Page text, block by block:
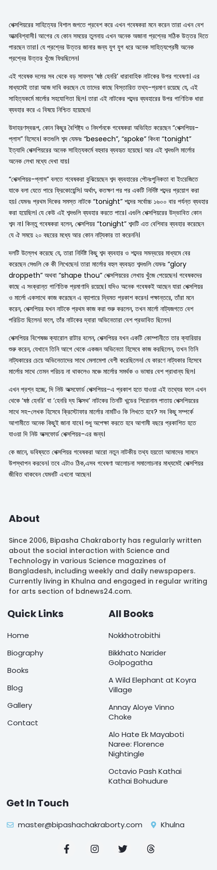
শেক্সপিয়রের সাহিত্যের বিশাল জগতে প্রবেশ করে এখন গবেষকরা মনে করেন তারা এখন বেশ
আত্মবিশ্বাসী। আগের যে কোন সময়ের তুলনায় এখন অনেক অজানা প্রশ্নের সঠিক উত্তর দিতে
পারছেন তারা। যে প্রশ্নের উত্তর জানার জন্য যুগ যুগ ধরে অনেক সাহিত্যপ্রেমী অনেক
প্রশ্নের উত্তর খুঁজে ফিরছিলেন।
এই গবেষক দলের সব থেকে বড় সাফল্য ‘ষষ্ঠ হেনরি’ ধারাবাহিক নাটকের উপর গবেষণা। এর
মাধ্যমেই তারা আজ দাবি করছেন যে তাদের কাছে বিস্তারিত তথ্য-প্রমাণ রয়েছে যে, এই
সাহিত্যকর্মে মার্লোর সহযোগিতা ছিল। তারা এই নাটকের শব্দের ব্যবহারের উপর গাণিতিক ধারা
ব্যবহার করে এ বিষয়ে নিশ্চিত হয়েছেন।
উদাহরণস্বরূপ, কোন কিছুর বৈশিষ্ট্য ও নিদর্শনকে গবেষকরা অভিহিত করেছেন “শেক্সপিয়র-
প্লাস” হিসেবে। কতগুলি শব্দ যেমনঃ “beseech”, “spoke” কিংবা “tonight”
ইত্যাদি শেক্সপিয়রের অনেক সাহিত্যকর্মে বহুবার ব্যবহৃত হয়েছে। আর এই শব্দগুলি মার্লোর
অনেক লেখা মধ্যে দেখা যায়।
“শেক্সপিয়র-প্লাস” বলতে গবেষকরা বুঝিয়েছেন শব্দ ব্যবহারের পৌনঃপুনিকতা বা ইংরেজিতে
যাকে বলা যেতে পারে ফ্রিকোয়েন্সি। অর্থাৎ, কতক্ষণ পর পর একটি নির্দিষ্ট শব্দের প্রয়োগ করা
হয়। যেমনঃ প্রথম দিকের সমস্ত নাটকে “tonight” শব্দের সর্বোচ্চ ১৬০০ বার পর্যন্ত ব্যবহার
করা হয়েছিল। যে কেউ এই শব্দগুলি ব্যবহার করতে পারে। এগুলি শেক্সপিয়রের উদ্ভাবিত কোন
শব্দ না। কিন্তু গবেষকরা বলেন, শেক্সপিয়র “tonight” শব্দটি এত বেশিবার ব্যবহার করেছেন
যে ঐ সময়ে ২০ বছরের মধ্যে আর কোন নাট্যকার তা করেননি।
দলটি উল্লেখ করেছে যে, তারা নির্দিষ্ট কিছু শব্দ ব্যবহার ও শব্দের সমন্বয়ের মাধ্যমে বের
করেছেন সেগুলি কে কী লিখেছেন। তারা মার্লোর বহুল ব্যবহৃত শব্দগুলি যেমনঃ “glory
droppeth” অথবা “shape thou” শেক্সপিয়রের লেখায় খুঁজে পেয়েছেন। গবেষকদের
কাছে এ সংক্রান্ত গাণিতিক প্রমাণাদি রয়েছে। যদিও অনেক গবেষকই আছেন যারা শেক্সপিয়র
ও মার্লো একসাথে কাজ করেছেন এ ব্যাপারে দ্বিমত প্রকাশ করেন। পক্ষান্তরে, তাঁরা মনে
করেন, শেক্সপিয়র যখন নাটকে প্রথম কাজ করা শুরু করলেন, তখন মার্লো নাট্যজগতে বেশ
পরিচিত ছিলেন। ফলে, তাঁর নাটকের দ্বারা অভিনেতারা বেশ প্রভাবিত ছিলেন।
শেক্সপিয়র বিশেষজ্ঞ ক্যারোল রাটার বলেন, শেক্সপিয়র যখন একটি কোম্পানীতে তার ক্যারিয়ার
শুরু করেন, যেখানে তিনি আগে থেকে একজন অভিনেতা হিসেবে কাজ করছিলেন, তখন তিনি
নাট্যকারের চেয়ে অভিনেতাদের সাথে মেলামেশা বেশী করেছিলেন। যে কারণে নাট্যকার হিসেবে
মার্লোর সাথে তেমন পরিচয় না থাকলেও মঞ্চে মার্লোর সমর্থক ও ভাষার বেশ প্রাধান্য ছিল।
এখন প্রশ্ন হচ্ছে, দি নিউ অক্সফোর্ড শেক্সপিয়র-এ প্রকাশ হতে যাওয়া এই তথ্যের ফলে এখন
থেকে ‘ষষ্ঠ হেনরি’ বা ‘হেনরি দ্য সিক্সথ’ নাটকের তিনটি খন্ডের শিরোনাম পাতায় শেক্সপিয়রের
সাথে সহ-লেখক হিসেবে ক্রিস্টোফার মার্লোর নামটিও কি লিখতে হবে? সব কিছু সম্পর্কে
আগামীতে অনেক কিছুই জানা যাবে। শুধু অপেক্ষা করতে হবে আগামী বছরে প্রকাশিত হতে
যাওয়া দি নিউ অক্সফোর্ড শেক্সপিয়র-এর জন্য।
কে জানে, ভবিষ্যতে শেক্সপিয়র গবেষকরা আরো নতুন নাটকীয় তথ্য হয়তো আমাদের সামনে
উপস্থাপন করবেন। তবে এটাও ঠিক,এসব গবেষণা আলোচনা সমালোচনার মাধ্যমেই শেক্সপিয়র
জীবিত থাকবেন যেমনটি এখনো আছেন।
About
Since 2006, Bipasha Chakraborty has regularly written
about the social interaction with Science and
Technology in various Science magazines of
Bangladesh, including weekly and daily newspapers.
Currently living in Khulna and engaged in regular writing
for arts section of bdnews24.com.
Quick Links
Home
Biography
Books
Blog
Gallery
Contact
All Books
Nokkhotrobithi
Bikkhato Narider
Golpogatha
A Wild Elephant at Koyra
Village
Annay Aloye Vinno
Choke
Alo Hate Ek Mayaboti
Naree: Florence
Nightingle
Octavio Pash Kathai
Kathai Bohudure
Get In Touch
master@bipashachakraborty.com Khulna
F
a
I
n
T
w
T
h